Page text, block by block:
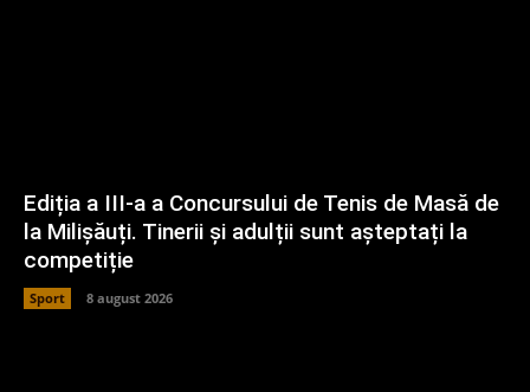
Ediția a III-a a Concursului de Tenis de Masă de
la Milișăuți. Tinerii și adulții sunt așteptați la
competiție
Sport 8 august 2026